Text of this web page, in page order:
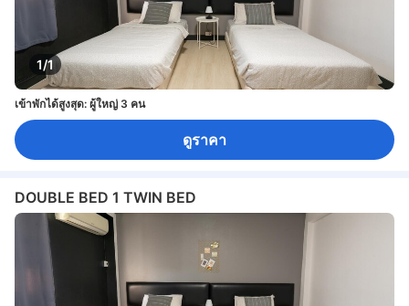
1/1
เข้าพักได้สูงสุด: ผู้ใหญ่ 3 คน
ดูราคา
DOUBLE BED 1 TWIN BED